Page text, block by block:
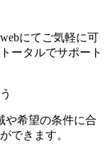
にてご気軽に可
ータルでサポート
や希望の条件に合
できます。